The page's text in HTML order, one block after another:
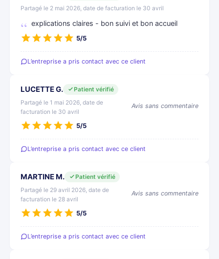
Partagé le 2 mai 2026, date de facturation le 30 avril
explications claires - bon suivi et bon accueil
5/5
L’entreprise a pris contact avec ce client
LUCETTE G.
Patient vérifié
Partagé le 1 mai 2026, date de
facturation le 30 avril
Avis sans commentaire
5/5
L’entreprise a pris contact avec ce client
MARTINE M.
Patient vérifié
Partagé le 29 avril 2026, date de
facturation le 28 avril
Avis sans commentaire
5/5
L’entreprise a pris contact avec ce client